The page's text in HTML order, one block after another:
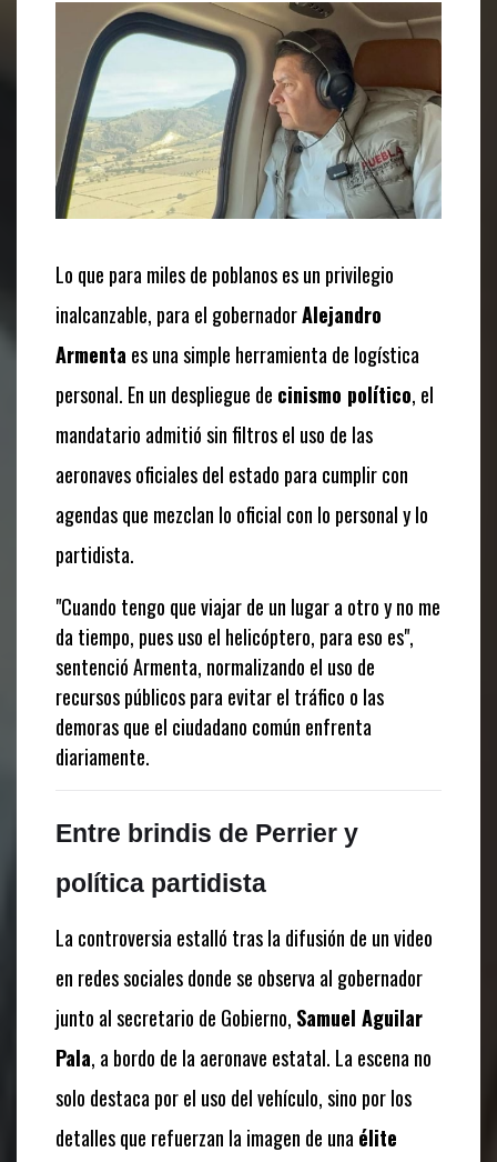
Lo que para miles de poblanos es un privilegio
inalcanzable, para el gobernadorAlejandro
Armenta es una simple herramienta de logística
personal. En un despliegue de cinismo político, el
mandatario admitió sin filtros el uso de las
aeronaves oficiales del estado para cumplir con
agendas que mezclan lo oficial con lo personal y lo
partidista.
"Cuando tengo que viajar de un lugar a otro y no me
da tiempo, pues uso el helicóptero, para eso es",
sentenció Armenta, normalizando el uso de
recursos públicos para evitar el tráfico o las
demoras que el ciudadano común enfrenta
diariamente.
Entre brindis de Perrier y
política partidista
La controversia estalló tras la difusión de un video
en redes sociales donde se observa al gobernador
junto al secretario de Gobierno, Samuel Aguilar
Pala, a bordo de la aeronave estatal. La escena no
solo destaca por el uso del vehículo, sino por los
detalles que refuerzan la imagen de unaélite